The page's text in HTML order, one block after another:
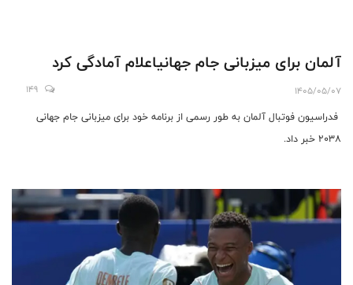
آلمان برای میزبانی جام جهانیاعلام آمادگی کرد
1405/05/07
149
فدراسیون فوتبال آلمان به طور رسمی از برنامه خود برای میزبانی جام جهانی
۲۰۳۸ خبر داد.